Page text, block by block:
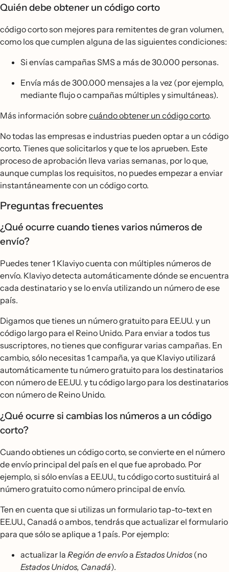
Quién debe obtener un código corto
código corto son mejores para remitentes de gran volumen,
como los que cumplen alguna de las siguientes condiciones:
Si envías campañas SMS a más de 30.000 personas.
Envía más de 300.000 mensajes a la vez (por ejemplo,
mediante flujo o campañas múltiples y simultáneas).
Más información sobrecuándo obtener un código corto.
No todas las empresas e industrias pueden optar a un código
corto. Tienes que solicitarlos y que te los aprueben. Este
proceso de aprobación lleva varias semanas, por lo que,
aunque cumplas los requisitos, no puedes empezar a enviar
instantáneamente con un código corto.
Preguntas frecuentes
¿Qué ocurre cuando tienes varios números de
envío?
Puedes tener 1 Klaviyo cuenta con múltiples números de
envío. Klaviyo detecta automáticamente dónde se encuentra
cada destinatario y se lo envía utilizando un número de ese
país.
Digamos que tienes un número gratuito para EE.UU. y un
código largo para el Reino Unido. Para enviar a todos tus
suscriptores, no tienes que configurar varias campañas. En
cambio, sólo necesitas 1 campaña, ya que Klaviyo utilizará
automáticamente tu número gratuito para los destinatarios
con número de EE.UU. y tu código largo para los destinatarios
con número de Reino Unido.
¿Qué ocurre si cambias los números a un código
corto?
Cuando obtienes un código corto, se convierte en el número
de envío principal del país en el que fue aprobado. Por
ejemplo, si sólo envías a EE.UU., tu código corto sustituirá al
número gratuito como número principal de envío.
Ten en cuenta que si utilizas un formulario tap-to-text en
EE.UU., Canadá o ambos, tendrás que actualizar el formulario
para que sólo se aplique a 1 país. Por ejemplo:
actualizar la Región de envíoa Estados Unidos(no
Estados Unidos, Canadá).